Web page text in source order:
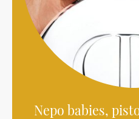
Nepo babies,